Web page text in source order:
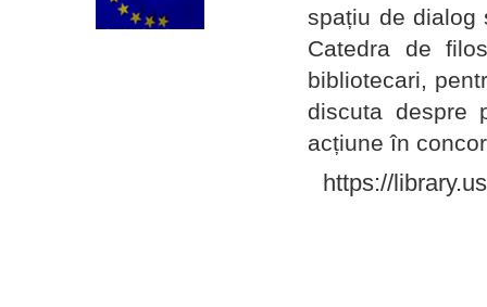
spațiu de dialog
Catedra de
bibliotecari,
discuta despre
acțiune în
https://